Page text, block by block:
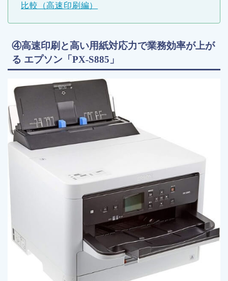
比較（高速印刷編）
④高速印刷と高い用紙対応力で業務効率が上が
る エプソン「PX-S885」